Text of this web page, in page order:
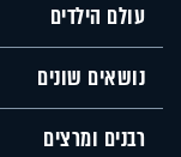
עולם הילדים
נושאים שונים
רבנים ומרצים